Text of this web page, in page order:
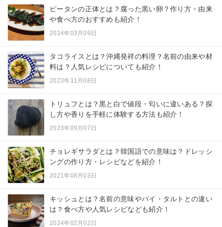
ピータンの正体とは？腐った黒い卵？作り方・由来
や食べ方のおすすめも紹介！
2024年03月09日
タコライスとは？沖縄発祥の料理？名前の由来や材
料は？人気レシピについても紹介！
2023年11月08日
トリュフとは？黒と白で値段・匂いに違いある？探
し方や香りを手軽に体験する方法も紹介！
2023年09月07日
チョレギサラダとは？韓国語での意味は？ドレッシ
ングの作り方・レシピなどを紹介！
2021年08月03日
キッシュとは？名前の意味やパイ・タルトとの違い
は？食べ方や人気レシピなども紹介！
2024年02月02日